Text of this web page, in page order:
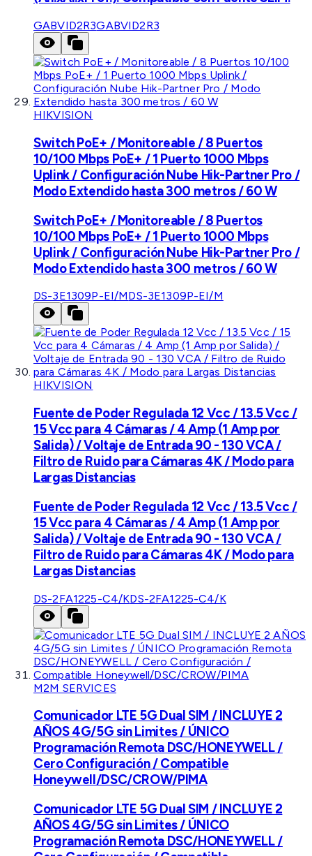
GABVID2R3GABVID2R3
HIKVISION
Switch PoE+ / Monitoreable / 8 Puertos
10/100 Mbps PoE+ / 1 Puerto 1000 Mbps
Uplink / Configuración Nube Hik-Partner Pro /
Modo Extendido hasta 300 metros / 60 W
Switch PoE+ / Monitoreable / 8 Puertos
10/100 Mbps PoE+ / 1 Puerto 1000 Mbps
Uplink / Configuración Nube Hik-Partner Pro /
Modo Extendido hasta 300 metros / 60 W
DS-3E1309P-EI/MDS-3E1309P-EI/M
HIKVISION
Fuente de Poder Regulada 12 Vcc / 13.5 Vcc /
15 Vcc para 4 Cámaras / 4 Amp (1 Amp por
Salida) / Voltaje de Entrada 90 - 130 VCA /
Filtro de Ruido para Cámaras 4K / Modo para
Largas Distancias
Fuente de Poder Regulada 12 Vcc / 13.5 Vcc /
15 Vcc para 4 Cámaras / 4 Amp (1 Amp por
Salida) / Voltaje de Entrada 90 - 130 VCA /
Filtro de Ruido para Cámaras 4K / Modo para
Largas Distancias
DS-2FA1225-C4/KDS-2FA1225-C4/K
M2M SERVICES
Comunicador LTE 5G Dual SIM / INCLUYE 2
AÑOS 4G/5G sin Limites / ÚNICO
Programación Remota DSC/HONEYWELL /
Cero Configuración / Compatible
Honeywell/DSC/CROW/PIMA
Comunicador LTE 5G Dual SIM / INCLUYE 2
AÑOS 4G/5G sin Limites / ÚNICO
Programación Remota DSC/HONEYWELL /